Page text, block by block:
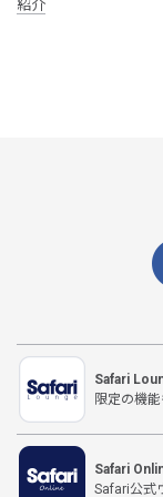
紹介
Safari
限定の機
Safari
Safari公式